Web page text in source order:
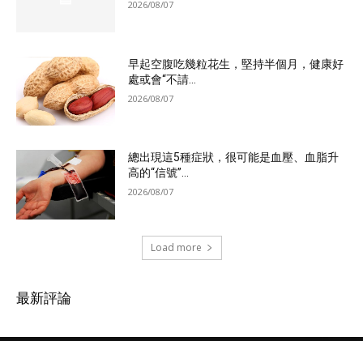
2026/08/07
早起空腹吃幾粒花生，堅持半個月，健康好
處或會“不請...
2026/08/07
總出現這5種症狀，很可能是血壓、血脂升
高的“信號”...
2026/08/07
Load more
最新評論